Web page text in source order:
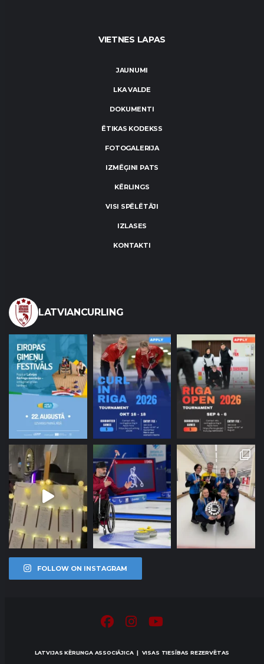
VIETNES LAPAS
JAUNUMI
LKA VALDE
DOKUMENTI
ĒTIKAS KODEKSS
FOTOGALERIJA
IZMĒĢINI PATS
KĒRLINGS
VISI SPĒLĒTĀJI
IZLASES
KONTAKTI
LATVIANCURLING
FOLLOW ON INSTAGRAM
LATVIJAS KĒRLINGA ASSOCIĀJICA | VISAS TIESĪBAS REZERVĒTAS